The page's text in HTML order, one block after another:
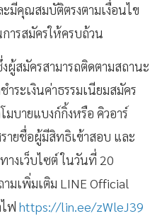
มีคุณสมบัติตรงตามเงื่อนไข
รสมัครให้ครบถ้วน
สมัครสามารถติดตามสถานะ
ำระเงินค่าธรรมเนียมสมัคร
บายแบงก์กิ้งหรือ คิวอาร์
ายชื่อผู้มีสิทธิเข้าสอบ และ
างเว็บไซต์ ในวันที่ 20
มเพิ่มเติม LINE Official
ฟ https://lin.ee/zWleJ39